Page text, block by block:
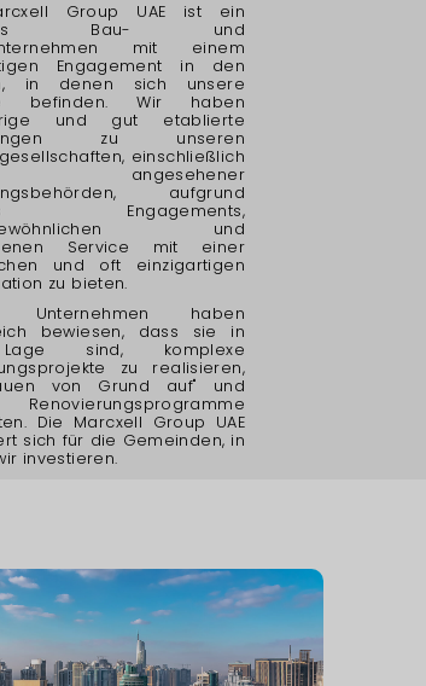
Group UAE ist ein
Bau- und
mit einem
Engagement in den
in denen sich unsere
befinden. Wir haben
und gut etablierte
zu unseren
einschließlich
angesehener
aufgrund
Engagements,
und
Service mit einer
und oft einzigartigen
zu bieten.
Unternehmen haben
bewiesen, dass sie in
sind, komplexe
zu realisieren,
von Grund auf" und
Die Marcxell Group UAE
sich für die Gemeinden, in
investieren.